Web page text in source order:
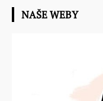
NAŠE WEBY